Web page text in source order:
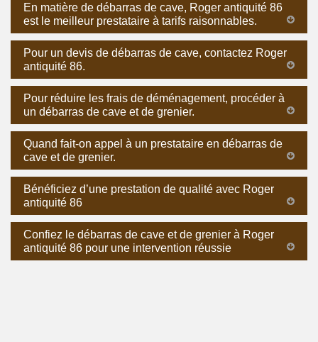
En matière de débarras de cave, Roger antiquité 86
est le meilleur prestataire à tarifs raisonnables.
Pour un devis de débarras de cave, contactez Roger
antiquité 86.
Pour réduire les frais de déménagement, procéder à
un débarras de cave et de grenier.
Quand fait-on appel à un prestataire en débarras de
cave et de grenier.
Bénéficiez d’une prestation de qualité avec Roger
antiquité 86
Confiez le débarras de cave et de grenier à Roger
antiquité 86 pour une intervention réussie